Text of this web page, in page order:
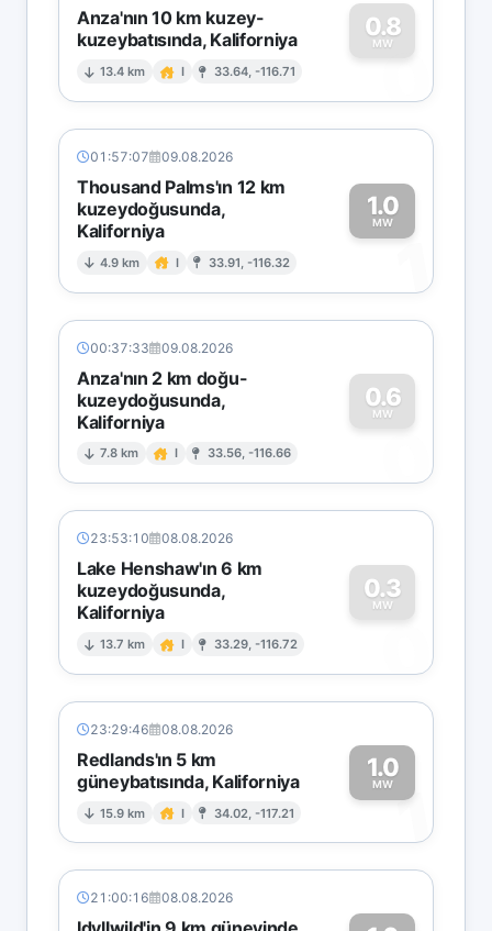
Anza'nın 10 km kuzey-
kuzeybatısında, Kaliforniya
13.4 km I 33.64, -116.71
0.8
MW
0
01:57:07 09.08.2026
Thousand Palms'ın 12 km
kuzeydoğusunda,
Kaliforniya
4.9 km I 33.91, -116.32
1.0
MW
1
00:37:33 09.08.2026
Anza'nın 2 km doğu-
kuzeydoğusunda,
Kaliforniya
7.8 km I 33.56, -116.66
0.6
MW
0
23:53:10 08.08.2026
Lake Henshaw'ın 6 km
kuzeydoğusunda,
Kaliforniya
13.7 km I 33.29, -116.72
0.3
MW
0
23:29:46 08.08.2026
Redlands'ın 5 km
güneybatısında, Kaliforniya
15.9 km I 34.02, -117.21
1.0
MW1
21:00:16 08.08.2026